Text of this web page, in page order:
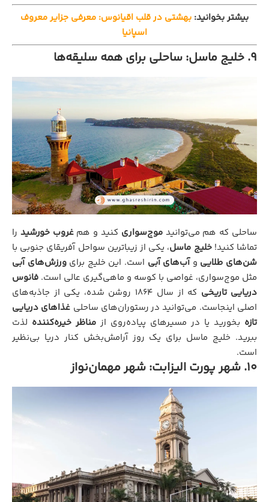
بیشتر بخوانید: بهشتی در قلب اقیانوس: معرفی جزایر معروف
اسپانیا
۹. خلیج ماسل: ساحلی برای همه سلیقه‌ها
ساحلی که هم می‌توانیدموج‌سواری کنید و همغروب خورشید را
تماشا کنید!خلیج ماسل، یکی از زیباترین سواحل آفریقای جنوبی با
شن‌های طلایی وآب‌های آبی است. این خلیج برایورزش‌های آبی
مثل موج‌سواری، غواصی با کوسه و ماهی‌گیری عالی است. فانوس
دریایی تاریخی
که از سال ۱۸۶۴ روشن شده، یکی از جاذبه‌های
اصلی اینجاست. می‌توانید در رستوران‌های ساحلی غذاهای دریایی
تازه بخورید یا در مسیرهای پیاده‌روی از مناظر خیره‌کننده لذت
ببرید. خلیج ماسل برای یک روز آرامش‌بخش کنار دریا بی‌نظیر
است.
۱۰. شهر پورت الیزابت: شهر مهمان‌نواز